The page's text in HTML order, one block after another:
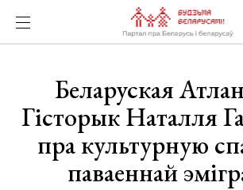
Беларуская
Гісторык Наталля
пра культурную
паваеннай